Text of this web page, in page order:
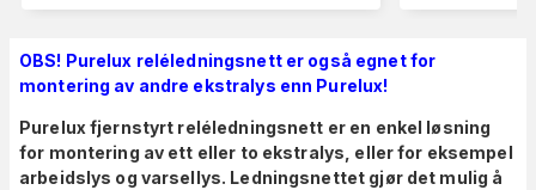
OBS! Purelux reléledningsnett er også egnet for
montering av andre ekstralys enn Purelux!
Purelux fjernstyrt reléledningsnett er en enkel løsning
for montering av ett eller to ekstralys, eller for eksempel
arbeidslys og varsellys. Ledningsnettet gjør det mulig å